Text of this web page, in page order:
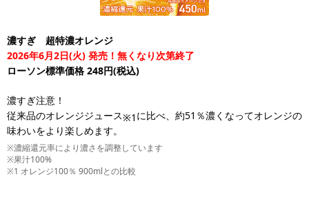
濃すぎ 超特濃オレンジ
2026年6月2日(火) 発売！無くなり次第終了
ローソン標準価格 248円(税込)
濃すぎ注意！
従来品のオレンジジュース※1 に比べ、約51％濃くなってオレンジの
味わいをより楽しめます。
※濃縮還元率により濃さを調整しています
※果汁100%
※1 オレンジ100％ 900mlとの比較